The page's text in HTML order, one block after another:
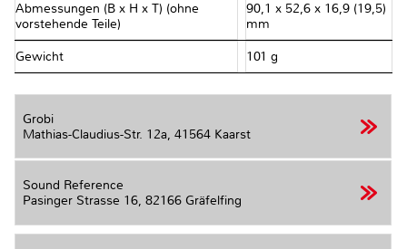
Abmessungen (B x H x T) (ohne
vorstehende Teile)
90,1 x 52,6 x 16,9 (19,5)
mm
Gewicht 101 g
Grobi
Mathias-Claudius-Str. 12a, 41564 Kaarst
Sound Reference
Pasinger Strasse 16, 82166 Gräfelfing